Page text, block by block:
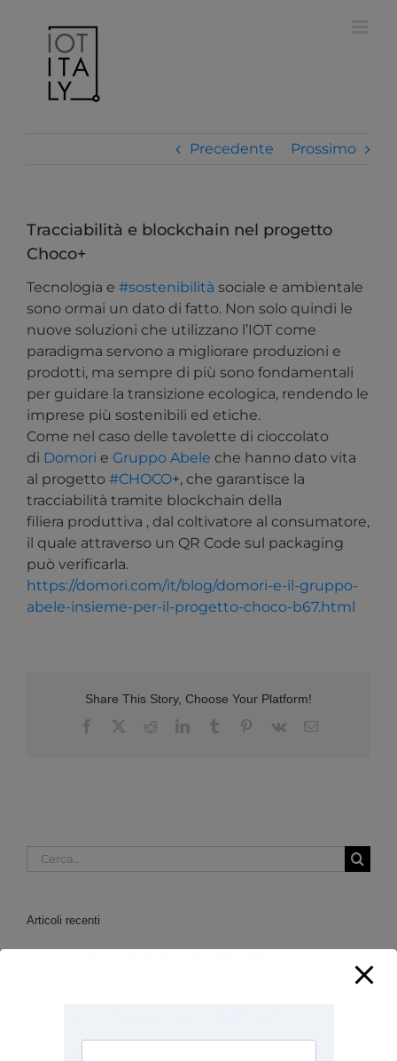
contenuto
Precedente Prossimo
Tracciabilità e blockchain nel progetto
Choco+
Tecnologia e #sostenibilità sociale e ambientale
sono ormai un dato di fatto. Non solo quindi le
nuove soluzioni che utilizzano l’IOT come
paradigma servono a migliorare produzioni e
prodotti, ma sempre di più sono fondamentali
per guidare la transizione ecologica, rendendo le
imprese più sostenibili ed etiche.
Come nel caso delle tavolette di cioccolato
di Domori e Gruppo Abele che hanno dato vita
al progetto #CHOCO+, che garantisce la
tracciabilità tramite blockchain della
filiera produttiva , dal coltivatore al consumatore,
il quale attraverso un QR Code sul packaging
può verificarla.
https://domori.com/it/blog/domori-e-il-gruppo-
abele-insieme-per-il-progetto-choco-b67.html
Share This Story, Choose Your Platform!
Facebook
RedditLinkedInTumblr Pinterest
Vk Email
Cerca
Articoli recenti
La soluzione ePaper per packaging